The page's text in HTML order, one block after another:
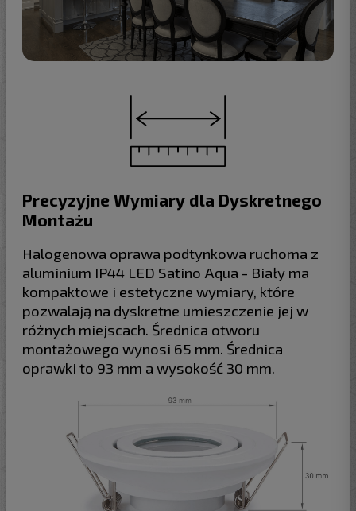
Precyzyjne Wymiary dla Dyskretnego
Montażu
Halogenowa oprawa podtynkowa ruchoma z
aluminium IP44 LED Satino Aqua - Biały ma
kompaktowe i estetyczne wymiary, które
pozwalają na dyskretne umieszczenie jej w
różnych miejscach. Średnica otworu
montażowego wynosi 65 mm. Średnica
oprawki to 93 mm a wysokość 30 mm.